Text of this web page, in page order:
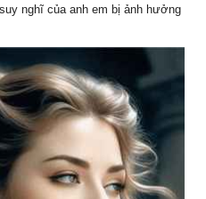
nghĩ của anh em bị ảnh hưởng